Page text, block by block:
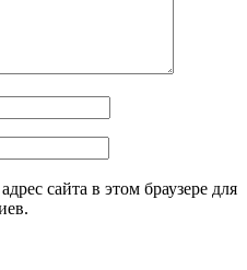
сайта в этом браузере для